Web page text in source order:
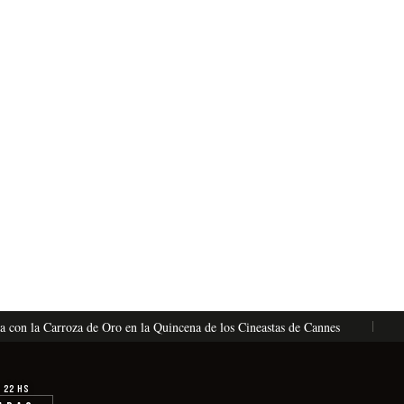
la Carroza de Oro en la Quincena de los Cineastas de Cannes
hs